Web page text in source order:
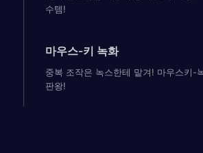
수템!
마우스-키 녹화
중복 조작은 녹스한테 맡겨! 마우스키-
판왕!